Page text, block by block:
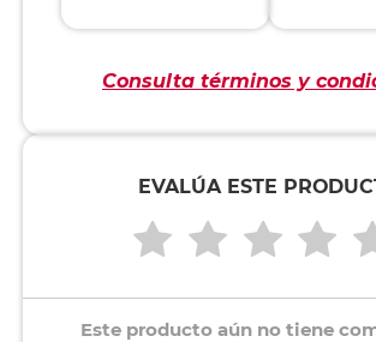
Consulta términos y
EVALÚA ESTE
Este producto aún no tiene